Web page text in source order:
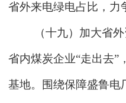
省外来电绿电占比，力
（十九）加大省
省内煤炭企业“走出去”
基地。围绕保障盛鲁电